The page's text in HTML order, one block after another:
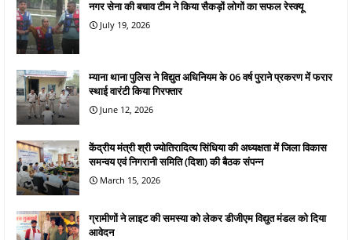
नगर सेना की बचाव टीम ने किया सैकड़ों लोगों का सफल रेस्क्यू
July 19, 2026
म्याना थाना पुलिस ने विद्युत अधिनियम के 06 वर्ष पुराने प्रकरण में फरार
स्थाई वारंटी किया गिरफ्तार
June 12, 2026
केंद्रीय मंत्री श्री ज्योतिरादित्य सिंधिया की अध्यक्षता में जिला विकास
समन्वय एवं निगरानी समिति (दिशा) की बैठक संपन्न
March 15, 2026
ग्रामीणों ने लाइट की समस्या को लेकर डीजीएम विद्युत मंडल को दिया
आवेदन